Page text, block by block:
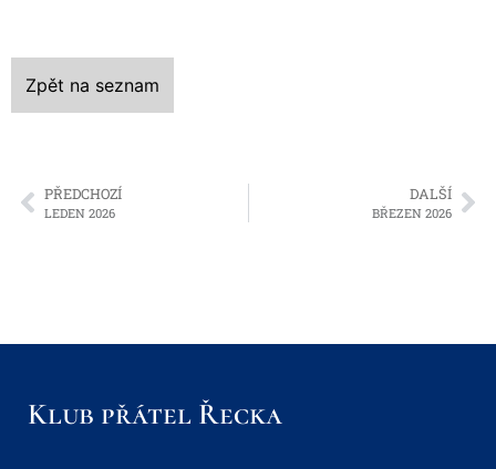
Zpět na seznam
PŘEDCHOZÍ
LEDEN 2026
DALŠÍ
BŘEZEN 2026
Klub přátel Řecka